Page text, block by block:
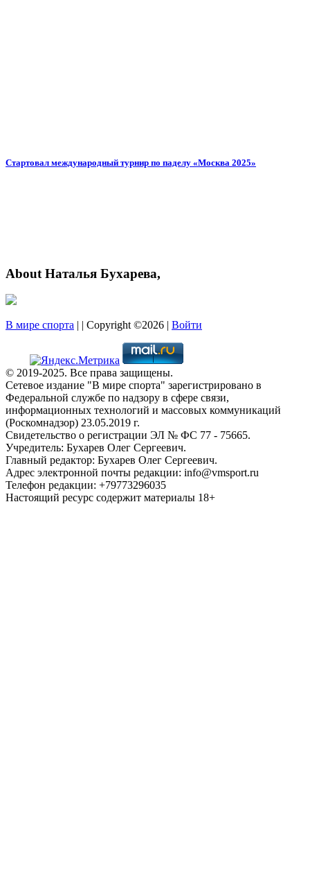
Стартовал международный турнир по паделу «Москва 2025»
About Наталья Бухарева,
В мире спорта | | Copyright ©2026 | Войти
© 2019-2025. Все права защищены.
Сетевое издание "В мире спорта" зарегистрировано в
Федеральной службе по надзору в сфере связи,
информационных технологий и массовых коммуникаций
(Роскомнадзор) 23.05.2019 г.
Свидетельство о регистрации ЭЛ № ФС 77 - 75665.
Учредитель: Бухарев Олег Сергеевич.
Главный редактор: Бухарев Олег Сергеевич.
Адрес электронной почты редакции: info@vmsport.ru
Телефон редакции: +79773296035
Настоящий ресурс содержит материалы 18+